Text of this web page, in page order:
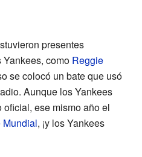
presentes
como Reggie
se colocó un bate que usó
Aunque los Yankees
ese mismo año el
Mundial, ¡y los Yankees